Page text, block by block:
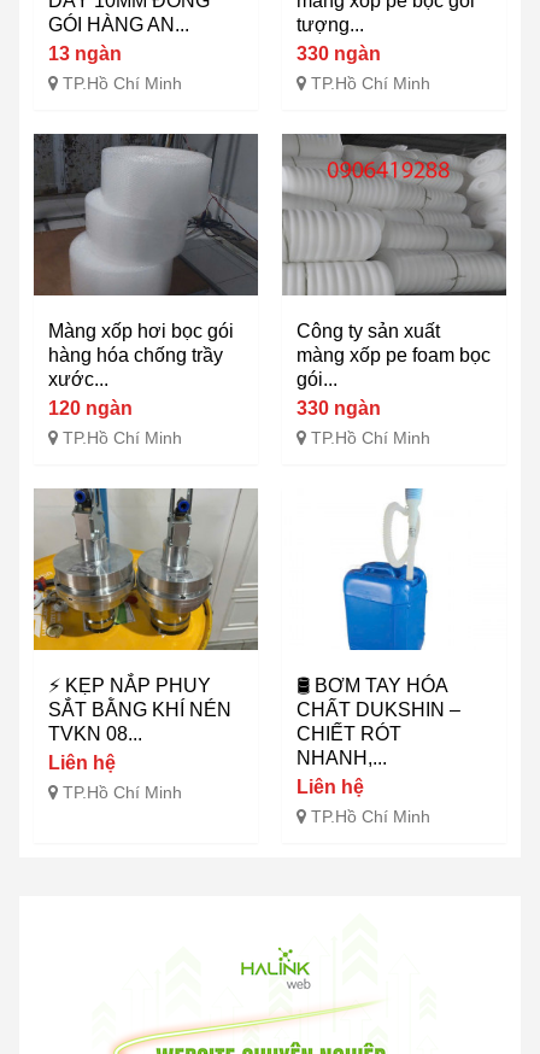
GÓI HÀNG AN...
13 ngàn
TP.Hồ Chí Minh
tượng...
330 ngàn
TP.Hồ Chí Minh
Màng xốp hơi bọc gói
hàng hóa chống trầy
xước...
120 ngàn
TP.Hồ Chí Minh
Công ty sản xuất
màng xốp pe foam bọc
gói...
330 ngàn
TP.Hồ Chí Minh
⚡ KẸP NẮP PHUY
SẮT BẰNG KHÍ NÉN
TVKN 08...
Liên hệ
TP.Hồ Chí Minh
🛢️ BƠM TAY HÓA
CHẤT DUKSHIN –
CHIẾT RÓT
NHANH,...
Liên hệ
TP.Hồ Chí Minh